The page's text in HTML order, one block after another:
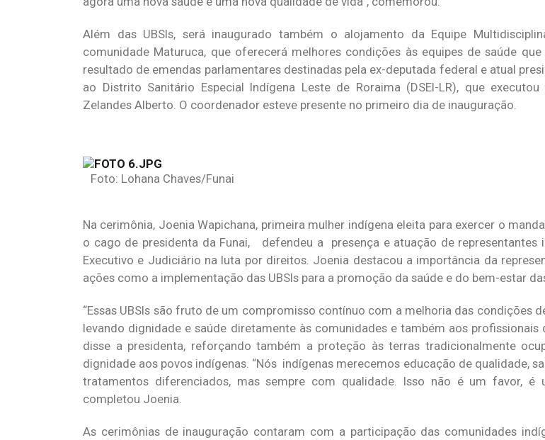
Além das UBSIs, será inaugurado também o alojamento da Equipe
comunidade Maturuca, que oferecerá melhores condições às equipes de saúde
resultado de emendas parlamentares destinadas pela ex-deputada federal e atual
ao Distrito Sanitário Especial Indígena Leste de Roraima (DSEI-LR), que
Zelandes Alberto. O coordenador esteve presente no primeiro dia de inauguração.
Foto: Lohana Chaves/Funai
Na cerimônia, Joenia Wapichana, primeira mulher indígena eleita para exercer o
o cago de presidenta da Funai, defendeu a presença e atuação de representantes
Executivo e Judiciário na luta por direitos. Joenia destacou a importância da
ações como a implementação das UBSIs para a promoção da saúde e do bem-estar
“Essas UBSIs são fruto de um compromisso contínuo com a melhoria das condições
levando dignidade e saúde diretamente às comunidades e também aos profissionais
disse a presidenta, reforçando também a proteção às terras tradicionalmente
dignidade aos povos indígenas. “Nós indígenas merecemos educação de qualidade,
tratamentos diferenciados, mas sempre com qualidade. Isso não é um favor, é
completou Joenia.
As cerimônias de inauguração contaram com a participação das comunidades